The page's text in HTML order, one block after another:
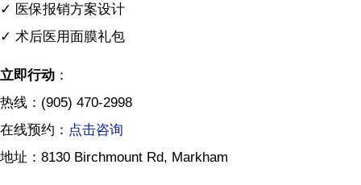
✓ 医保报销方案设计
✓ 术后医用面膜礼包
立即行动 ：
热线：(905) 470-2998
在线预约： 点击咨询
地址：8130 Birchmount Rd, Markham